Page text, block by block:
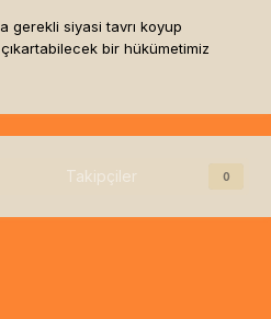
gerekli siyasi tavrı koyup
bir hükümetimiz
Takipçiler 0